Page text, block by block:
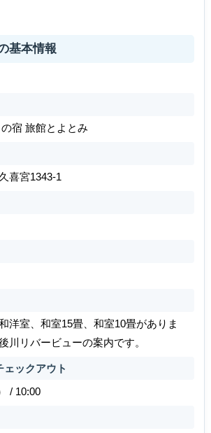
基本情報
宿 旅館とよとみ
喜宮1343-1
洋室、和室15畳、和室10畳がありま
川リバービューの案内です。
ックアウト
/ 10:00